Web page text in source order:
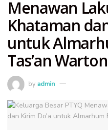
Menawan
Khataman
untuk
Tas’an
by admin